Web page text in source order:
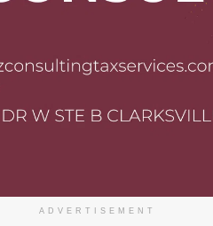
ADVERTISEMENT